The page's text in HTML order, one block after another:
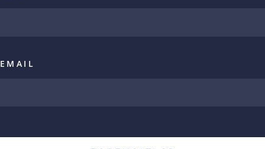
EMAIL